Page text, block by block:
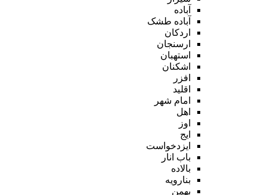
آباده
آباده طشک
اردکان
ارسنجان
استهبان
اشکنان
افزر
اقلید
امام شهر
اهل
اوز
ایج
ایزدخواست
باب انار
بالاده
بنارویه
بهمن